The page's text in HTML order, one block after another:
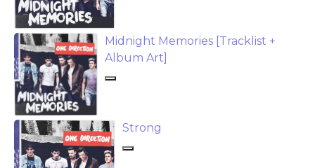
Midnight Memories [Tracklist +
Album Art]
Strong